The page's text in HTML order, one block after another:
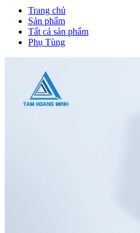
Trang chủ
Sản phẩm
Tất cả sản phẩm
Phụ Tùng